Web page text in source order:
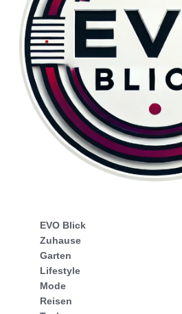
EVO Blick
Zuhause
Garten
Lifestyle
Mode
Reisen